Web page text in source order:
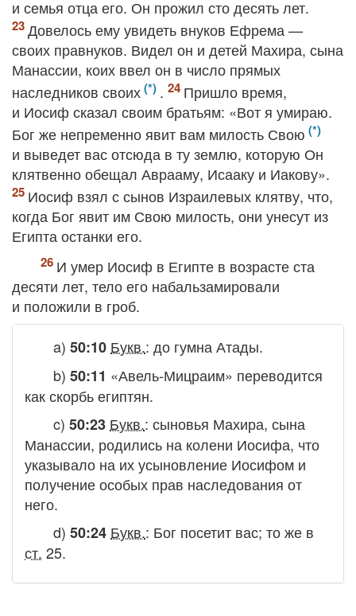
и семья отца его. Он прожил сто десять лет.
Довелось ему увидеть внуков Ефрема —
своих правнуков. Видел он и детей Махира, сына
Манассии, коих ввел он в число прямых
наследников своих
.
Пришло время,
и Иосиф сказал своим братьям: «Вот я умираю.
Бог же непременно явит вам милость Свою
и выведет вас отсюда в ту землю, которую Он
клятвенно обещал Аврааму, Исааку и Иакову».
Иосиф взял с сынов Израилевых клятву, что,
когда Бог явит им Свою милость, они унесут из
Египта останки его.
И умер Иосиф в Египте в возрасте ста
десяти лет, тело его набальзамировали
и положили в гроб.
a) 50:10 Букв.: до гумна Атады.
b) 50:11 «Авель-Мицраим» переводится
какскорбь египтян.
c) 50:23 Букв.: сыновья Махира, сына
Манассии, родились на колени Иосифа, что
указывало на их усыновление Иосифом и
получение особых прав наследования от
него.
d) 50:24 Букв.: Бог посетит вас; то же в
ст. 25.